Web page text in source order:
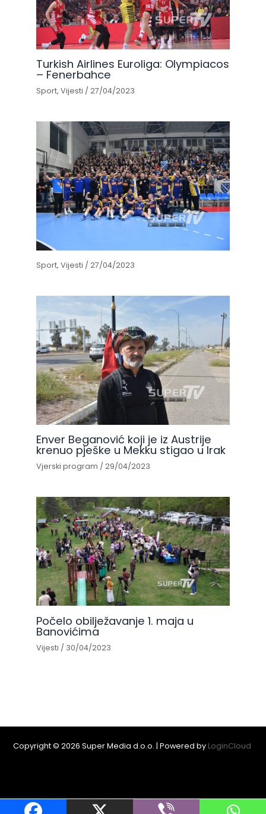
Turkish Airlines Euroliga: Olympiacos
– Fenerbahce
Sport,Vijesti /27/04/2023
Sport,Vijesti /27/04/2023
Enver Beganović koji je iz Austrije
krenuo pješke u Mekku stigao u Irak
Vjerski program /29/04/2023
Počelo obilježavanje 1. maja u
Banovićima
Vijesti / 30/04/2023
Copyright © 2026 Super Media d.o.o. | Powered by LoginCloud